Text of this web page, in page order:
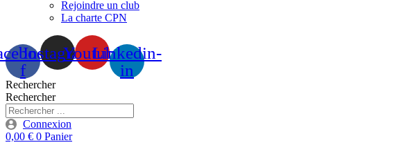
Rejoindre un club
La charte CPN
f
InstagramYoutubeLinkedin-
in
Rechercher
Rechercher
Connexion
0,00 € 0 Panier